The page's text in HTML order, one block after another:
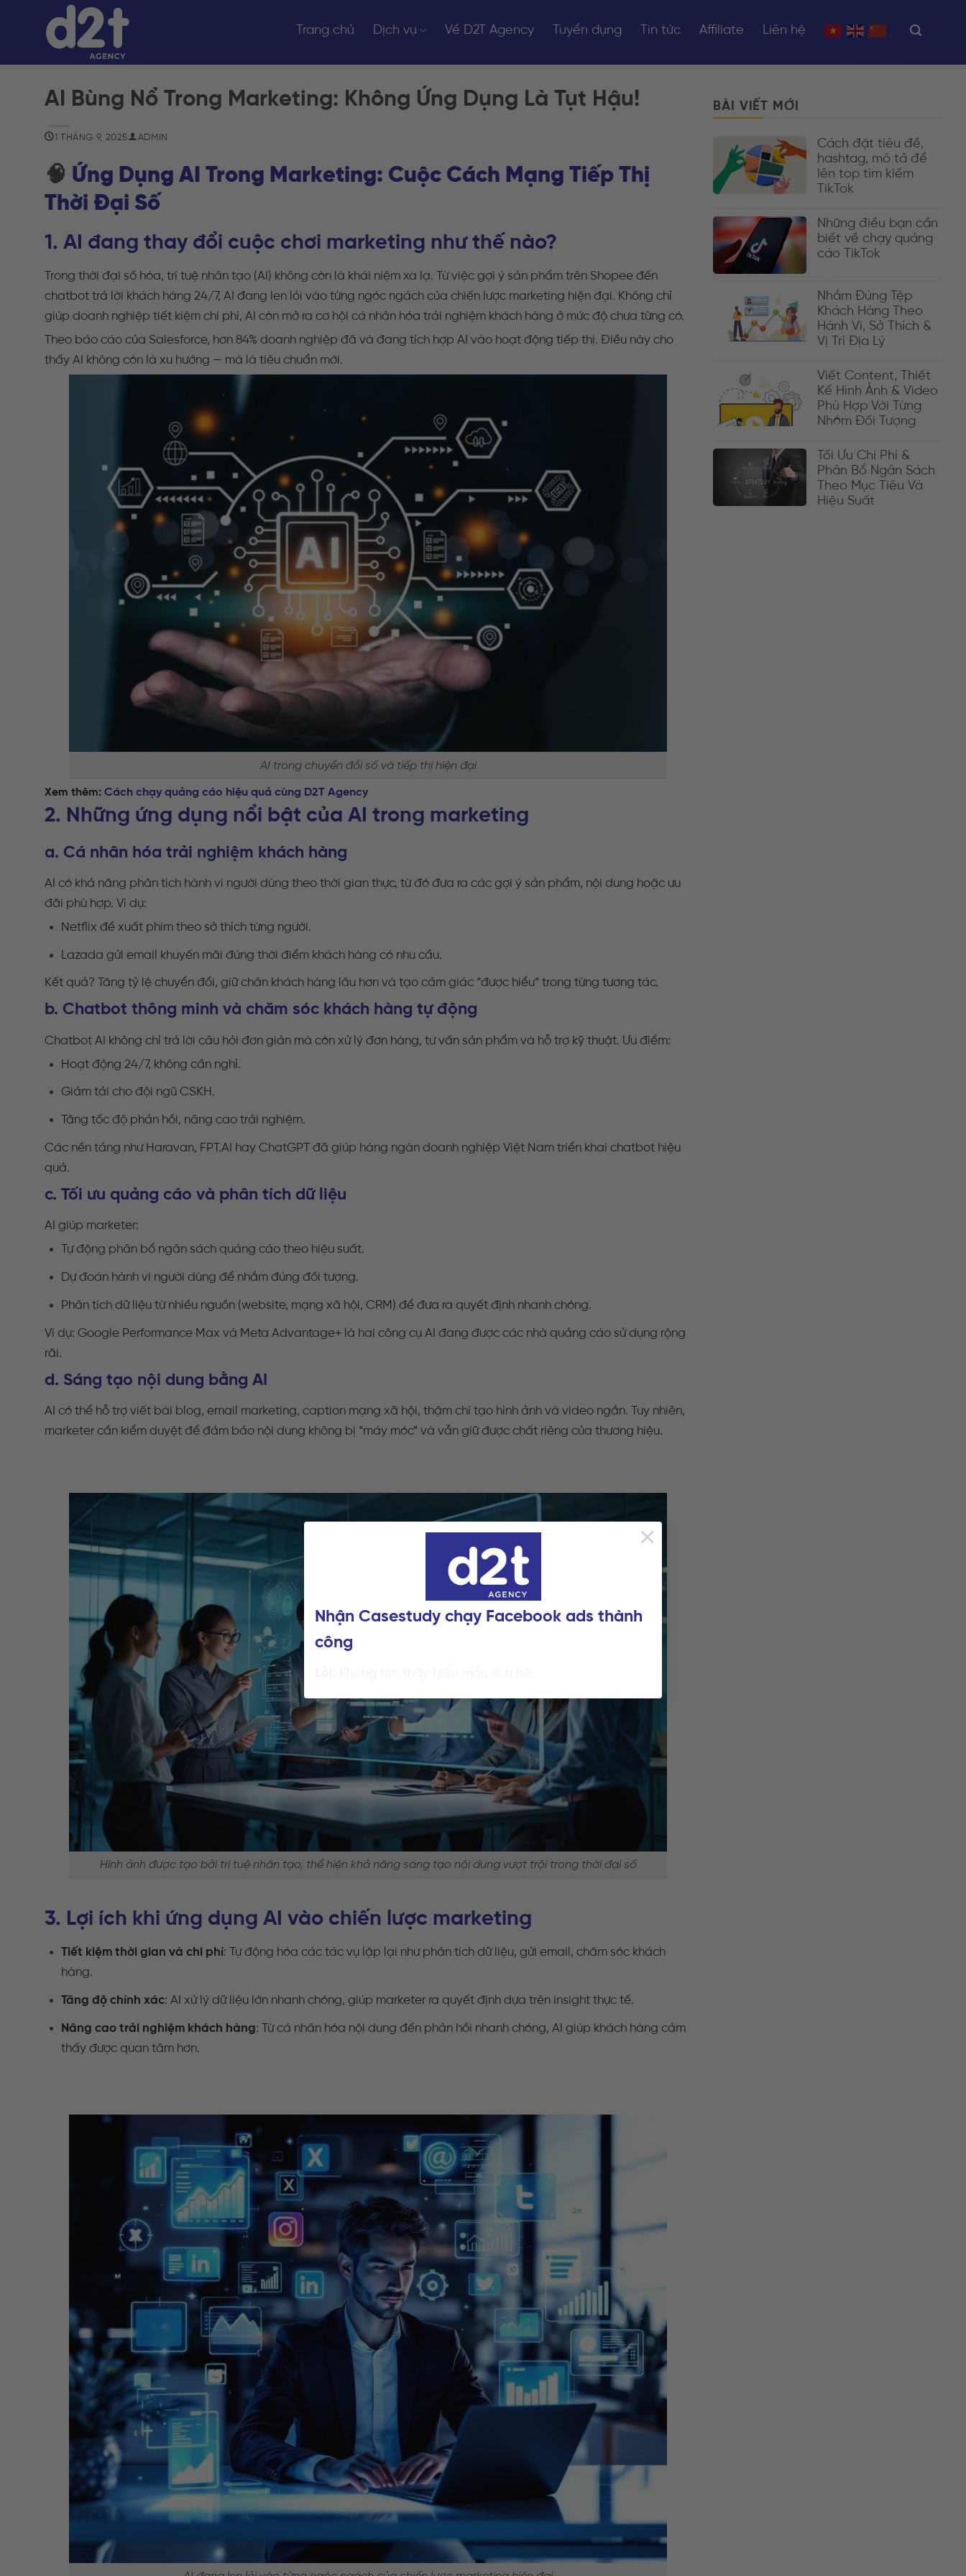
Nhận Casestudy chạy Facebook ads thành
công
×
Trang chủ Dịch vụ Về D2T Agency Tuyển dụng Tin tức Affiliate Liên hệ
AI Bùng Nổ Trong Marketing: Không Ứng Dụng Là Tụt Hậu!
1 THÁNG 9, 2025 ADMIN
🧠 Ứng Dụng AI Trong Marketing: Cuộc Cách Mạng Tiếp Thị
Thời Đại Số
1. AI đang thay đổi cuộc chơi marketing như thế nào?
Trong thời đại số hóa, trí tuệ nhân tạo (AI) không còn là khái niệm xa lạ. Từ việc gợi ý sản phẩm trên Shopee đến
chatbot trả lời khách hàng 24/7, AI đang len lỏi vào từng ngóc ngách của chiến lược marketing hiện đại. Không chỉ
giúp doanh nghiệp tiết kiệm chi phí, AI còn mở ra cơ hội cá nhân hóa trải nghiệm khách hàng ở mức độ chưa từng có.
Theo báo cáo của Salesforce, hơn 84% doanh nghiệp đã và đang tích hợp AI vào hoạt động tiếp thị. Điều này cho
thấy AI không còn là xu hướng — mà là tiêu chuẩn mới.
AI trong chuyển đổi số và tiếp thị hiện đại
Xem thêm: Cách chạy quảng cáo hiệu quả cùng D2T Agency
2. Những ứng dụng nổi bật của AI trong marketing
a. Cá nhân hóa trải nghiệm khách hàng
AI có khả năng phân tích hành vi người dùng theo thời gian thực, từ đó đưa ra các gợi ý sản phẩm, nội dung hoặc ưu
đãi phù hợp. Ví dụ:
Netflix đề xuất phim theo sở thích từng người.
Lazada gửi email khuyến mãi đúng thời điểm khách hàng có nhu cầu.
Kết quả? Tăng tỷ lệ chuyển đổi, giữ chân khách hàng lâu hơn và tạo cảm giác “được hiểu” trong từng tương tác.
b. Chatbot thông minh và chăm sóc khách hàng tự động
Chatbot AI không chỉ trả lời câu hỏi đơn giản mà còn xử lý đơn hàng, tư vấn sản phẩm và hỗ trợ kỹ thuật. Ưu điểm:
Hoạt động 24/7, không cần nghỉ.
Giảm tải cho đội ngũ CSKH.
Tăng tốc độ phản hồi, nâng cao trải nghiệm.
Các nền tảng như Haravan, FPT.AI hay ChatGPT đã giúp hàng ngàn doanh nghiệp Việt Nam triển khai chatbot hiệu
quả.
c. Tối ưu quảng cáo và phân tích dữ liệu
AI giúp marketer:
Tự động phân bổ ngân sách quảng cáo theo hiệu suất.
Dự đoán hành vi người dùng để nhắm đúng đối tượng.
Phân tích dữ liệu từ nhiều nguồn (website, mạng xã hội, CRM) để đưa ra quyết định nhanh chóng.
Ví dụ: Google Performance Max và Meta Advantage+ là hai công cụ AI đang được các nhà quảng cáo sử dụng rộng
rãi.
d. Sáng tạo nội dung bằng AI
AI có thể hỗ trợ viết bài blog, email marketing, caption mạng xã hội, thậm chí tạo hình ảnh và video ngắn. Tuy nhiên,
marketer cần kiểm duyệt để đảm bảo nội dung không bị “máy móc” và vẫn giữ được chất riêng của thương hiệu.
Hình ảnh được tạo bởi trí tuệ nhân tạo, thể hiện khả năng sáng tạo nội dung vượt trội trong thời đại số
3. Lợi ích khi ứng dụng AI vào chiến lược marketing
Tiết kiệm thời gian và chi phí: Tự động hóa các tác vụ lặp lại như phân tích dữ liệu, gửi email, chăm sóc khách
hàng.
Tăng độ chính xác: AI xử lý dữ liệu lớn nhanh chóng, giúp marketer ra quyết định dựa trên insight thực tế.
Nâng cao trải nghiệm khách hàng: Từ cá nhân hóa nội dung đến phản hồi nhanh chóng, AI giúp khách hàng cảm
thấy được quan tâm hơn.
BÀI VIẾT MỚI
Cách đặt tiêu đề,
hashtag, mô tả để
lên top tìm kiếm
TikTok
Những điều bạn cần
biết về chạy quảng
cáo TikTok
Nhắm Đúng Tệp
Khách Hàng Theo
Hành Vi, Sở Thích &
Vị Trí Địa Lý
Viết Content, Thiết
Kế Hình Ảnh & Video
Phù Hợp Với Từng
Nhóm Đối Tượng
Tối Ưu Chi Phí &
Phân Bổ Ngân Sách
Theo Mục Tiêu Và
Hiệu Suất